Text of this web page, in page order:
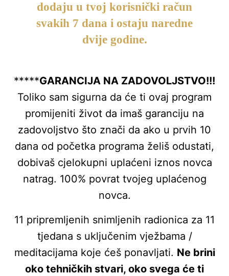
dodaju u tvoj korisnički račun
svakih 7 dana i ostaju naredne
dvije godine.
*****GARANCIJA NA ZADOVOLJSTVO!!!
Toliko sam sigurna da će ti ovaj program
promijeniti život da imaš garanciju na
zadovoljstvo što znači da ako u prvih 10
dana od početka programa želiš odustati,
dobivaš cjelokupni uplaćeni iznos novca
natrag. 100% povrat tvojeg uplaćenog
novca.
11 pripremljenih snimljenih radionica za 11
tjedana s uključenim vježbama /
meditacijama koje ćeš ponavljati. Ne brini
oko tehničkih stvari, oko svega će ti